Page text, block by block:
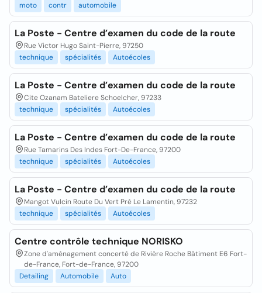
moto
contr automobile
La Poste - Centre d’examen du code de la route
Rue Victor Hugo Saint-Pierre, 97250
technique
spécialités Autoécoles
La Poste - Centre d’examen du code de la route
Cite Ozanam Bateliere Schoelcher, 97233
technique
spécialités Autoécoles
La Poste - Centre d’examen du code de la route
Rue Tamarins Des Indes Fort-De-France, 97200
technique
spécialités Autoécoles
La Poste - Centre d’examen du code de la route
Mangot Vulcin Route Du Vert Pré Le Lamentin, 97232
technique
spécialités Autoécoles
Centre contrôle technique NORISKO
Zone d'aménagement concerté de Rivière Roche Bâtiment E6 Fort-
de-France, Fort-de-France, 97200
Detailing
Automobile Auto